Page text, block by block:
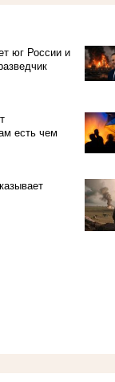
юг России и
есть чем